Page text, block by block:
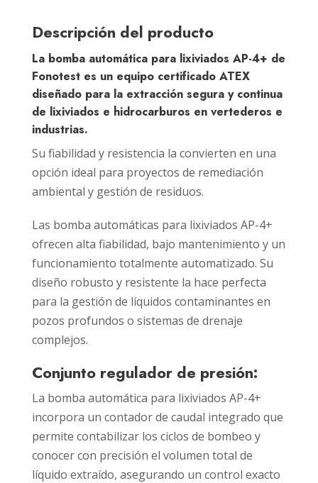
Descripción del producto
La bomba automática para lixiviados AP-4+ de
Fonotest es un equipo certificado ATEX
diseñado para la extracción segura y continua
de lixiviados e hidrocarburos en vertederos e
industrias.
Su fiabilidad y resistencia la convierten en una
opción ideal para proyectos de remediación
ambiental y gestión de residuos.
Las bomba automáticas para lixiviados AP-4+
ofrecen alta fiabilidad, bajo mantenimiento y un
funcionamiento totalmente automatizado. Su
diseño robusto y resistente la hace perfecta
para la gestión de líquidos contaminantes en
pozos profundos o sistemas de drenaje
complejos.
Conjunto regulador de presión:
La bomba automática para lixiviados AP-4+
incorpora un contador de caudal integrado que
permite contabilizar los ciclos de bombeo y
conocer con precisión el volumen total de
líquido extraído, asegurando un control exacto